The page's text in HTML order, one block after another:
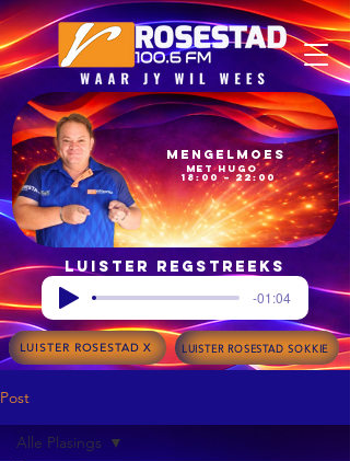
18:00 – 22:00
met Hugo
Mengelmoes
Luister regstreeks
-01:04
LUISTER ROSESTAD X LUISTER ROSESTAD SOKKIE
Post
Alle Plasings